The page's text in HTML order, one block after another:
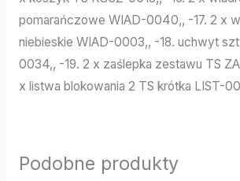
pomarańczowe WIAD-0040,, -17. 2 x
niebieskie WIAD-0003,, -18. uchwyt
0034,, -19. 2 x zaślepka zestawu TS
x listwa blokowania 2 TS krótka LIST-
Podobne produkty